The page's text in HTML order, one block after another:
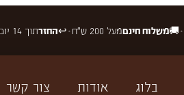
•
🚚משלוח חינםמעל 200 ש"ח •
↩️החזרתוך 14 יום
בלוג אודות צור קשר